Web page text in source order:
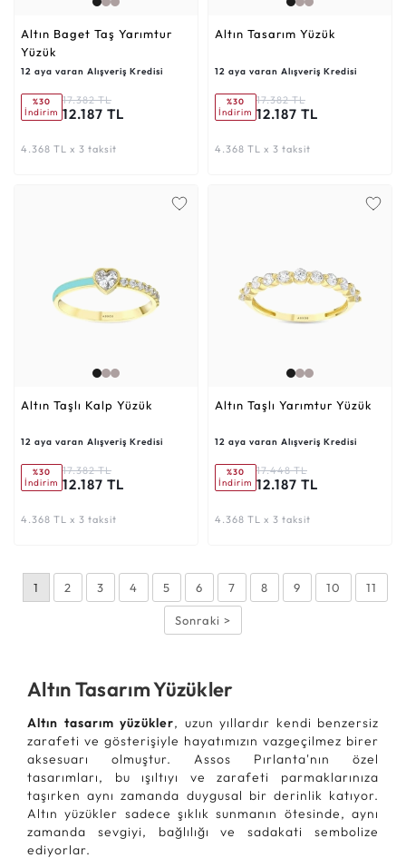
Altın Baget Taş Yarımtur
Yüzük
12 aya varan Alışveriş Kredisi
%30
İndirim
17.382 TL
12.187 TL
4.368 TL x 3 taksit
Altın Tasarım Yüzük
12 aya varan Alışveriş Kredisi
%30
İndirim
17.382 TL
12.187 TL
4.368 TL x 3 taksit
Altın Taşlı Kalp Yüzük
12 aya varan Alışveriş Kredisi
%30
İndirim
17.382 TL
12.187 TL
4.368 TL x 3 taksit
Altın Taşlı Yarımtur Yüzük
12 aya varan Alışveriş Kredisi
%30
İndirim
17.448 TL
12.187 TL
4.368 TL x 3 taksit
1 2 3 4 5 6 7 8 9 10 11
Sonraki >
Altın Tasarım Yüzükler
Altın tasarım yüzükler, uzun yıllardır kendi benzersiz
zarafeti ve gösterişiyle hayatımızın vazgeçilmez birer
aksesuarı olmuştur. Assos Pırlanta'nın özel
tasarımları, bu ışıltıyı ve zarafeti parmaklarınıza
taşırken aynı zamanda duygusal bir derinlik katıyor.
Altın yüzükler sadece şıklık sunmanın ötesinde, aynı
zamanda sevgiyi, bağlılığı ve sadakati sembolize
ediyorlar.